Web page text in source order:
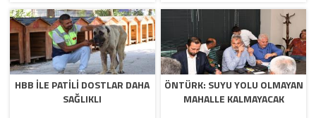
HBB İLE PATİLİ DOSTLAR DAHA
SAĞLIKLI
ÖNTÜRK: SUYU YOLU OLMAYAN
MAHALLE KALMAYACAK